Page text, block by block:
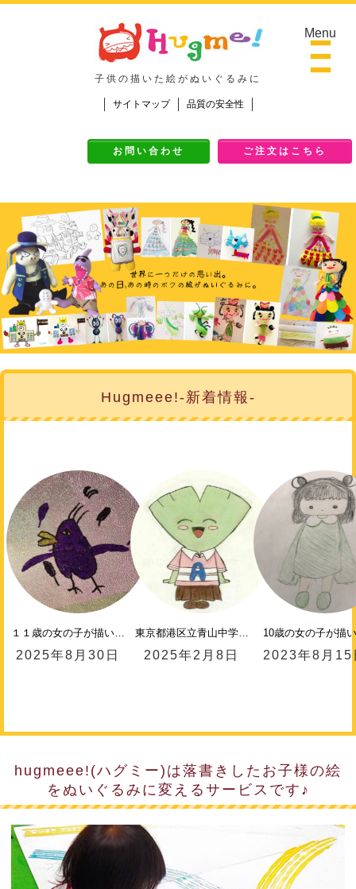
ご挨拶
ご注文の流れ
料金
ご注文の流れ
よくある質問
Menu
子供の描いた絵がぬいぐるみに
サイトマップ 品質の安全性
お問い合わせ ご注文はこちら
Hugmeee!-新着情報-
１１歳の女の子が描い…
2025年8月30日
東京都港区立青山中学…
2025年2月8日
10歳の女の子が描
2023年8月15
hugmeee!(ハグミー)は落書きしたお子様の絵
をぬいぐるみに変えるサービスです♪